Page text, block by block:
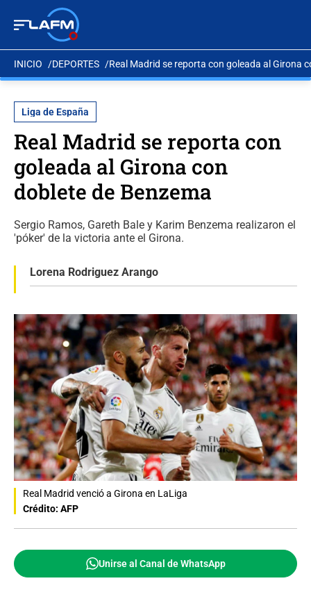
INICIO DEPORTES Real Madrid se reporta con goleada al Girona
Liga de España
Real Madrid se reporta con
goleada al Girona con
doblete de Benzema
Sergio Ramos, Gareth Bale y Karim Benzema realizaron el
'póker' de la victoria ante el Girona.
Lorena Rodriguez Arango
Real Madrid venció a Girona en LaLiga
Crédito: AFP
Unirse al Canal de WhatsApp